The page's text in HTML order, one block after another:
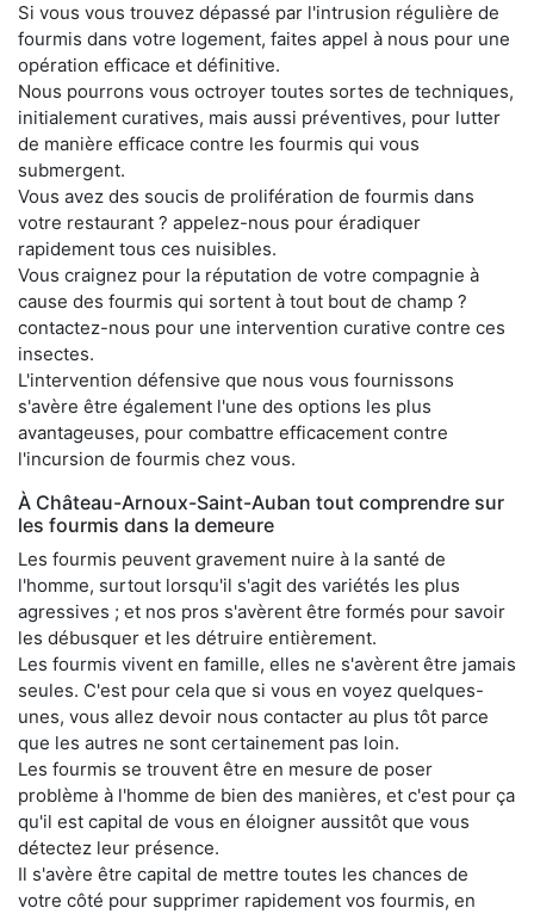
Si vous vous trouvez dépassé par l'intrusion régulière de
fourmis dans votre logement, faites appel à nous pour une
opération efficace et définitive.
Nous pourrons vous octroyer toutes sortes de techniques,
initialement curatives, mais aussi préventives, pour lutter
de manière efficace contre les fourmis qui vous
submergent.
Vous avez des soucis de prolifération de fourmis dans
votre restaurant ? appelez-nous pour éradiquer
rapidement tous ces nuisibles.
Vous craignez pour la réputation de votre compagnie à
cause des fourmis qui sortent à tout bout de champ ?
contactez-nous pour une intervention curative contre ces
insectes.
L'intervention défensive que nous vous fournissons
s'avère être également l'une des options les plus
avantageuses, pour combattre efficacement contre
l'incursion de fourmis chez vous.
À Château-Arnoux-Saint-Auban tout comprendre sur
les fourmis dans la demeure
Les fourmis peuvent gravement nuire à la santé de
l'homme, surtout lorsqu'il s'agit des variétés les plus
agressives ; et nos pros s'avèrent être formés pour savoir
les débusquer et les détruire entièrement.
Les fourmis vivent en famille, elles ne s'avèrent être jamais
seules. C'est pour cela que si vous en voyez quelques-
unes, vous allez devoir nous contacter au plus tôt parce
que les autres ne sont certainement pas loin.
Les fourmis se trouvent être en mesure de poser
problème à l'homme de bien des manières, et c'est pour ça
qu'il est capital de vous en éloigner aussitôt que vous
détectez leur présence.
Il s'avère être capital de mettre toutes les chances de
votre côté pour supprimer rapidement vos fourmis, en